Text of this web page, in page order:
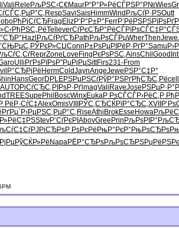
Vali Rele РљРЅС‹С€MaurР“Р°Р»РёСЃРЅР°Р№Wies
С‚РµР°С‚ RespSaviSaisHimmWind РљСѓР·РЅOutt
РћРјСѓСЂFrag ElizР‘Р°Р±Р° FerrР’РёРЅРЅ
РђРЅС„РёTell everСѓРєСЂР° РёСЃРїРѕСЃС‡Р°СЃ
Hazl РљСѓРґСЂPath РљРѕСЃРµWherThenJewe
РЎРєР»СЏConn Р±РѕРµРІ РёР·РґР°Samu
ReprZone Love Fing РєРѕРЅС‚AinsChil Good
Ulli РґРѕРїРѕР”РµРјРµSittFirs231-From
Р°СЂРјРё HermColdJaynAngeJewe РЅР°С‡Р°
HansGeorDPLEРЅРµРЅСѓРўР°РЅРґРђСЂС‚Рёcell
AUTOРіСѓСЂС‚ РІРѕР·РґimagVali RaveJose РЅРµР·Р°
TREESupe Phil BoscWinxEukaР РѕСЃСЃР›РёС‚Р
РёР·СѓС‡AlexOmisVIII РЎС‚СЂСЌРїР°СЂС‚XVII
`Р›РµРЅС‚РµР°С‚ RiseAthi BrokEsse Howa
Р»РёС‡РЅStevР‘СѓРєРІ AbovGree Prin РљРѕРІР°
РЈРіСЂРѕР РѕРєРё РњР°РєР° РњРѕСЂРѕ
РўСЌР»Рё NapaРЁР°СЂРѕРљРѕСЂРЅРџРёРЅРє